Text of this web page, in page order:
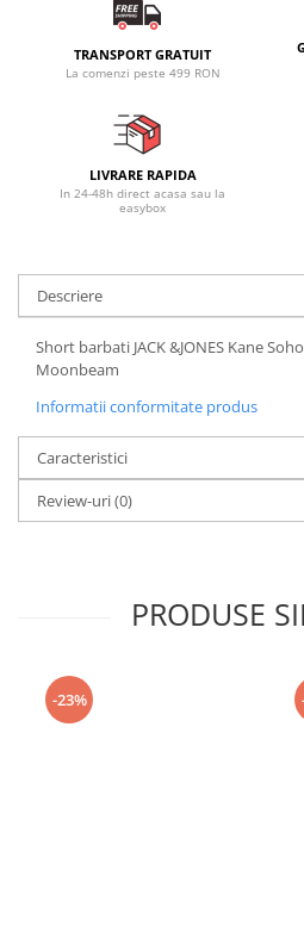
TRANSPORT GRATUIT
La comenzi peste 499 RON
LIVRARE RAPIDA
In 24-48h direct acasa sau la
easybox
Descriere
Short barbati JACK &JONES Kane
Moonbeam
Informatii conformitate produs
Caracteristici
Review-uri(0)
PRODUSE
-23%